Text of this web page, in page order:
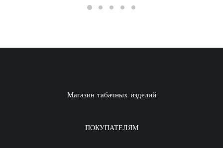
Магазин табачных изделий
ПОКУПАТЕЛЯМ